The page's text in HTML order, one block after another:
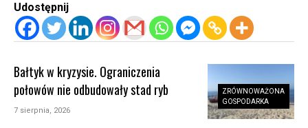
Udostępnij
ZRÓWNOWAŻONA
GOSPODARKA
Bałtyk w kryzysie. Ograniczenia
połowów nie odbudowały stad ryb
7 sierpnia, 2026